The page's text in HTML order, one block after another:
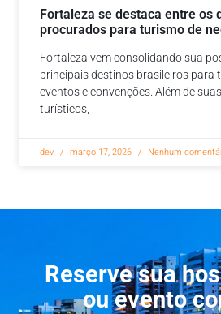
Fortaleza se destaca entre os
procurados para turismo de
Fortaleza vem consolidando sua
principais destinos brasileiros para
eventos e convenções. Além de
turísticos,
dev março 17, 2026 Nenhum
Reserve sua
ou evento